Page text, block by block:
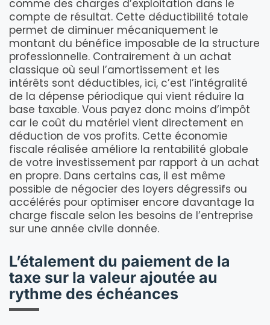
comme des charges d’exploitation dans le
compte de résultat. Cette déductibilité totale
permet de diminuer mécaniquement le
montant du bénéfice imposable de la structure
professionnelle. Contrairement à un achat
classique où seul l’amortissement et les
intérêts sont déductibles, ici, c’est l’intégralité
de la dépense périodique qui vient réduire la
base taxable. Vous payez donc moins d’impôt
car le coût du matériel vient directement en
déduction de vos profits. Cette économie
fiscale réalisée améliore la rentabilité globale
de votre investissement par rapport à un achat
en propre. Dans certains cas, il est même
possible de négocier des loyers dégressifs ou
accélérés pour optimiser encore davantage la
charge fiscale selon les besoins de l’entreprise
sur une année civile donnée.
L’étalement du paiement de la
taxe sur la valeur ajoutée au
rythme des échéances